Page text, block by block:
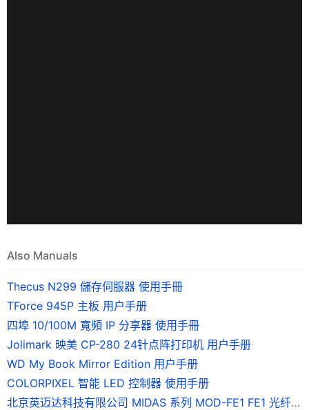
Also Manuals
Thecus N299 儲存伺服器 使用手冊
TForce 945P 主板 用户手册
四埠 10/100M 寬頻 IP 分享器 使用手冊
Jolimark 映美 CP-280 24针点阵打印机 用户手册
WD My Book Mirror Edition 用户手册
COLORPIXEL 智能 LED 控制器 使用手册
北京英迈达科技有限公司 MIDAS 系列 MOD-FE1 FE1 光纤调制解调器 说明书